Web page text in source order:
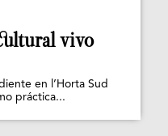
vivo
en l’Horta Sud
práctica...